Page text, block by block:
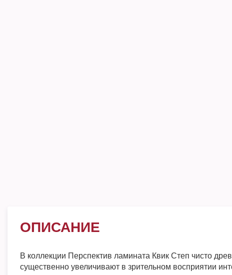
ОПИСАНИЕ
В коллекции Перспектив ламината Квик Степ чисто
существенно увеличивают в зрительном восприятии